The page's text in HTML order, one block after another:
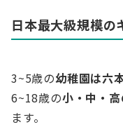
日本最大級規模の
3~5歳の幼稚園は六
6~18歳の小・中・
ます。